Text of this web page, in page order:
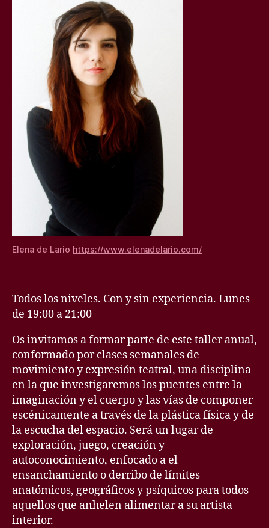
Elena de Lario https://www.elenadelario.com/
Todos los niveles. Con y sin experiencia. Lunes
de 19:00 a 21:00
Os invitamos a formar parte de este taller anual,
conformado por clases semanales de
movimiento y expresión teatral, una disciplina
en la que investigaremos los puentes entre la
imaginación y el cuerpo y las vías de componer
escénicamente a través de la plástica física y de
la escucha del espacio. Será un lugar de
exploración, juego, creación y
autoconocimiento, enfocado a el
ensanchamiento o derribo de límites
anatómicos, geográficos y psíquicos para todos
aquellos que anhelen alimentar a su artista
interior.